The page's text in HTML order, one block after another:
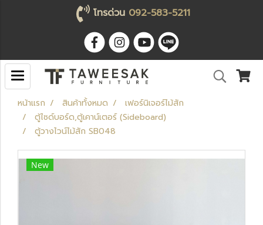
โทรด่วน 092-583-5211
หน้าแรก สินค้าทั้งหมด
เฟอร์นิเจอร์ไม้สัก
ตู้ไซด์บอร์ด,ตู้เคาน์เตอร์ (Sideboard)
ตู้วางไวน์ไม้สัก SB048
New